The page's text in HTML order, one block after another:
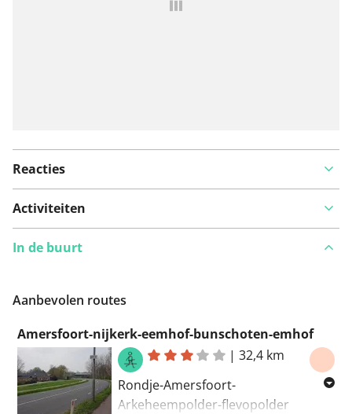
Reacties
Activiteiten
In de buurt
Aanbevolen routes
Amersfoort-nijkerk-eemhof-bunschoten-emhof
|32,4 km
Rondje-Amersfoort-
Arkeheempolder-flevopolder